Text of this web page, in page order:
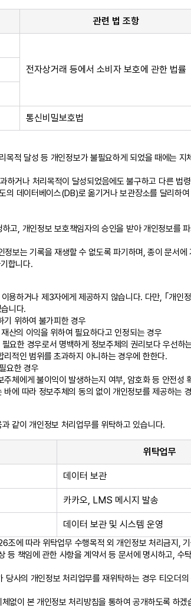
관련 법 조항
전자상거래 등에서 소비자 보호에 관한 법률
통신비밀보호법
목적 달성 등 개인정보가 불필요하게 되었을 때에는 지
하거나 처리목적이 달성되었음에도 불구하고 다른 법
의 데이터베이스(DB)로 옮기거나 보관장소를 달리하
고, 개인정보 보호책임자의 승인을 받아 개인정보를
정보는 기록을 재생할 수 없도록 파기하며, 종이 문서에
합니다.
용하거나 제3자에게 제공하지 않습니다. 다만, ｢개인
니다.
기 위하여 불가피한 경우
산의 이익을 위하여 필요하다고 인정되는 경우
요한 경우로서 명백하게 정보주체의 권리보다 우선하
적인 범위를 초과하지 아니하는 경우에 한한다.
요한 경우
체에게 불이익이 발생하는지 여부, 암호화 등 안전성
에 따라 정보주체의 동의 없이 개인정보를 제공하는
같이 개인정보 처리업무를 위탁하고 있습니다.
위탁업무
데이터 보관
카카오, LMS 메시지 발송
데이터 보관 및 시스템 운영
조에 따라 위탁업무 수행목적 외 개인정보 처리금지,
등 책임에 관한 사항을 계약서 등 문서에 명시하고, 수
사의 개인정보 처리업무를 재위탁하는 경우 티오더의
없이 본 개인정보 처리방침을 통하여 공개하도록 하겠